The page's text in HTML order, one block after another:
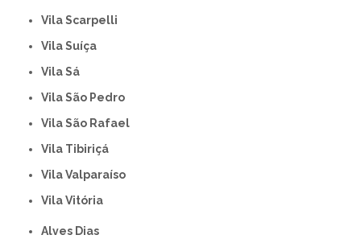
Vila Scarpelli
Vila Suíça
Vila Sá
Vila São Pedro
Vila São Rafael
Vila Tibiriçá
Vila Valparaíso
Vila Vitória
Alves Dias